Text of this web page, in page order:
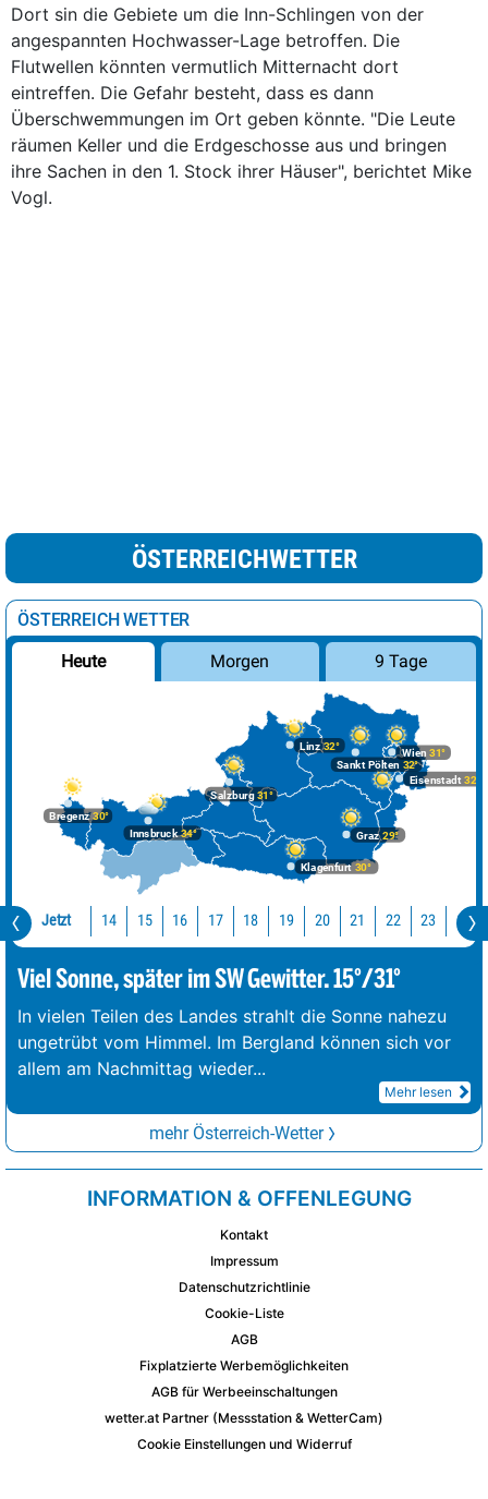
Dort sin die Gebiete um die Inn-Schlingen von der
angespannten Hochwasser-Lage betroffen. Die
Flutwellen könnten vermutlich Mitternacht dort
eintreffen. Die Gefahr besteht, dass es dann
Überschwemmungen im Ort geben könnte. "Die Leute
räumen Keller und die Erdgeschosse aus und bringen
ihre Sachen in den 1. Stock ihrer Häuser", berichtet Mike
Vogl.
ÖSTERREICHWETTER
ÖSTERREICH WETTER
Heute Morgen 9 Tage
Bregenz30°
Graz29°
Innsbruck34°
Klagenfurt 30°
Linz32°
Salzburg31°
Wien 31°
Eisenstadt 32°
Sankt Pölten 32°
Jetzt 14 15 16 17 18 19 20 21 22 23 0
Viel Sonne, später im SW Gewitter. 15°/31°
In vielen Teilen des Landes strahlt die Sonne nahezu
ungetrübt vom Himmel. Im Bergland können sich vor
allem am Nachmittag wieder...
Mehr lesen
mehr Österreich-Wetter
INFORMATION & OFFENLEGUNG
Kontakt
Impressum
Datenschutzrichtlinie
Cookie-Liste
AGB
Fixplatzierte Werbemöglichkeiten
AGB für Werbeeinschaltungen
wetter.at Partner (Messstation & WetterCam)
Cookie Einstellungen und Widerruf